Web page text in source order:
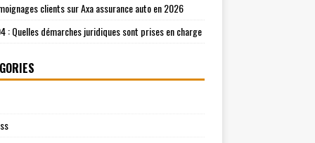
clients sur Axa assurance auto en 2026
: Quelles démarches juridiques sont prises en charge